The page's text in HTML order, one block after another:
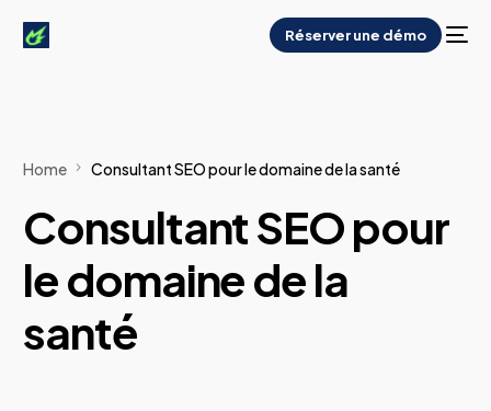
Réserver une démo
Home Consultant SEO pour le domaine de la santé
Consultant SEO pour
le domaine de la
santé